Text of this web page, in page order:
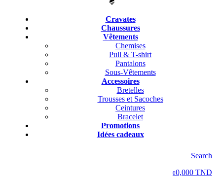
Cravates
Chaussures
Vêtements
Chemises
Pull & T-shirt
Pantalons
Sous-Vêtements
Accessoires
Bretelles
Trousses et Sacoches
Ceintures
Bracelet
Promotions
Idées cadeaux
Search
00,000 TND